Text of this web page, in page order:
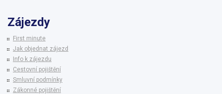
Zájezdy
First minute
Jak objednat zájezd
Info k zájezdu
Cestovní pojištění
Smluvní podmínky
Zákonné pojištění